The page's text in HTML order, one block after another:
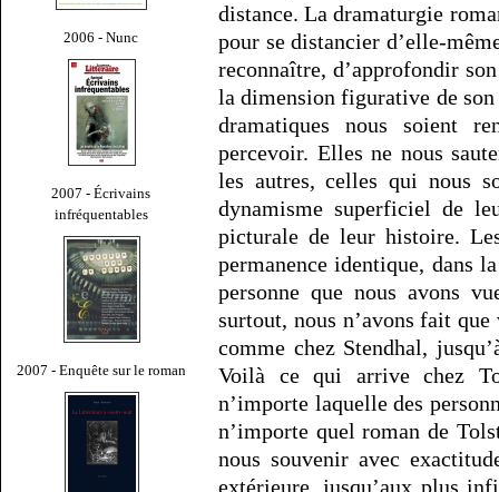
2006 - Nunc
2007 - Écrivains
infréquentables
2007 - Enquête sur le roman
distance. La dramaturgie
pour se distancier d’elle-
reconnaître, d’approfondir
la dimension figurative de
dramatiques nous soient
percevoir. Elles ne nous
les autres, celles qui nous
dynamisme superficiel de
picturale de leur histoire.
permanence identique, dans
personne que nous avons
surtout, nous n’avons fait
comme chez Stendhal,
Voilà ce qui arrive chez
n’importe laquelle des
n’importe quel roman de
nous souvenir avec
extérieure, jusqu’aux plus